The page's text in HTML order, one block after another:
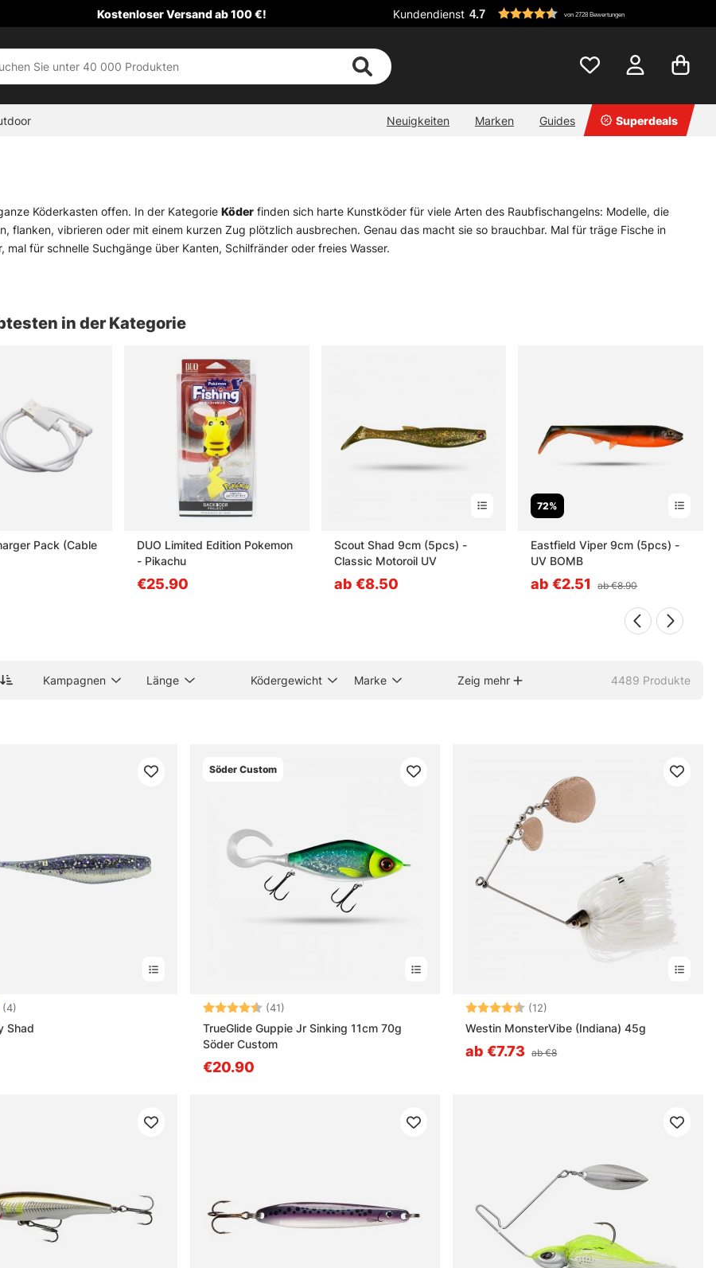
Kostenloser Versand ab 100 €! Kundendienst 4.7 von 2728 Bewertungen
Neuigkeiten Marken Guides Superdeals
Köderkasten offen. In der Kategorie Köder finden sich harte Kunstköder für viele Arten des Raubfischangelns: Modelle, die
flanken, vibrieren oder mit einem kurzen Zug plötzlich ausbrechen. Genau das macht sie so brauchbar. Mal für träge Fische in
mal für schnelle Suchgänge über Kanten, Schilfränder oder freies Wasser.
können. Wer gezielt auf Hecht, Barsch oder Zander fischt, findet hier passende Werkzeuge statt bloßer Deko.
nur die Form, sondern auch der Einsatz. Flach laufende Modelle können im warmen Sommerwasser ordentlich Strecke machen,
er kann einen zähen Tag deutlich weniger zäh machen. Und manchmal reicht genau das.
zu Kunstködern
Jerkbait?
in der Kategorie
Pack (Cable
DUO Limited Edition Pokemon
- Pikachu
€25.90
Scout Shad 9cm (5pcs) -
Classic Motoroil UV
ab €8.50
72%
Eastfield Viper 9cm (5pcs) -
UV BOMB
ab €2.51 ab €8.90
Kampagnen Länge Ködergewicht Marke Zeig mehr 4489 Produkte
(4)
Shad
Söder Custom
Bewertung:(41)
TrueGlide Guppie Jr Sinking 11cm 70g
Söder Custom
€20.90
Bewertung: (12)
Westin MonsterVibe (Indiana) 45g
ab €7.73 ab €8